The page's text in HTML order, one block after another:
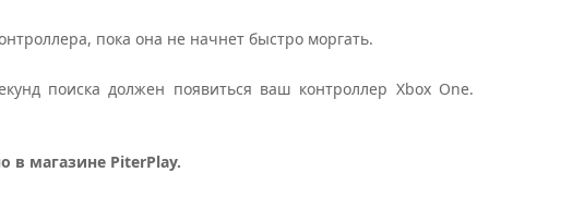
пока она не начнет быстро моргать.
поиска должен появиться ваш контроллер Xbox One.
в магазине PiterPlay.